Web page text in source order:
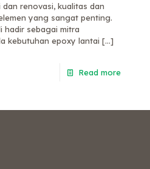
renovasi, kualitas dan
yang sangat penting.
hadir sebagai mitra
kebutuhan epoxy lantai […]
Read more